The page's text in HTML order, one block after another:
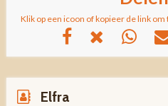
Klik op een icoon of kopieer de link
Elfra